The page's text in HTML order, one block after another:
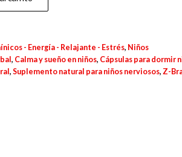
- Energía - Relajante - Estrés, Niños
, Calma y sueño en niños, Cápsulas para dormir
, Suplemento natural para niños nerviosos, Z-